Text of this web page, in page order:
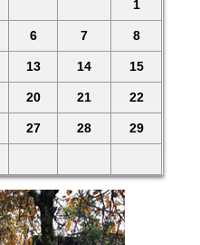
1
6 7 8
13 14 15
20 21 22
27 28 29